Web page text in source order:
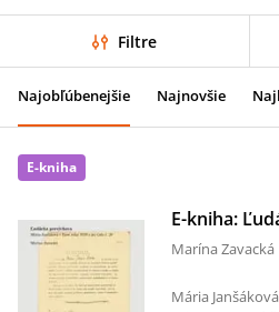
Filtre
Najobľúbenejšie Najnovšie
E-kniha
E-kniha:
Marína Zavacká
Mária